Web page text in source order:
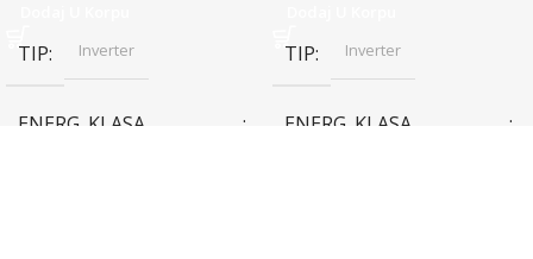
TIP Inverter
ENERG. KLASA
TIP Inverter
ENERG. KLASA